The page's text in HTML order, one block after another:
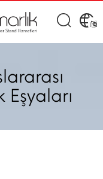
Eşyaları